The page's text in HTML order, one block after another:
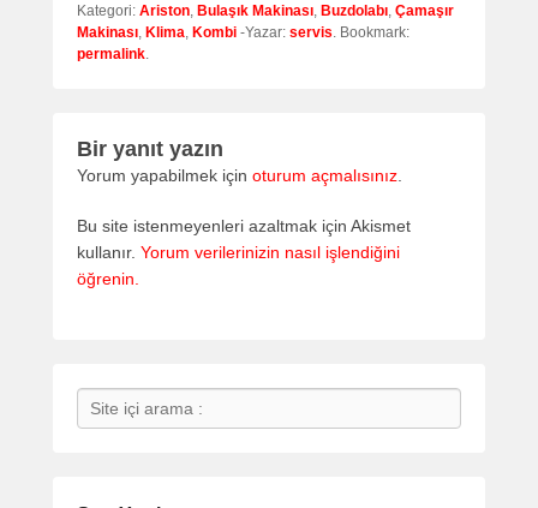
Kategori: Ariston Bulaşık Makinası Buzdolabı Çamaşır
Makinası Klima Kombi -Yazar: servis . Bookmark:
permalink
Bir yanıt yazın
Yorum yapabilmek için oturum açmalısınız
Bu site istenmeyenleri azaltmak için Akismet
kullanır. Yorum verilerinizin nasıl işlendiğini
öğrenin.
Search